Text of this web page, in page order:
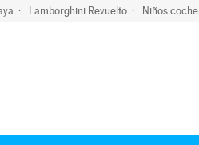
Lamborghini Revuelto Niños coche